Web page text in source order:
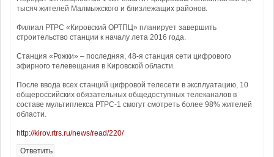
тысяч жителей Малмыжского и близлежащих районов.
Филиал РТРС «Кировский ОРТПЦ» планирует завершить
строительство станции к началу лета 2016 года.
Станция «Рожки» – последняя, 48-я станция сети цифрового
эфирного телевещания в Кировской области.
После ввода всех станций цифровой телесети в эксплуатацию, 10
общероссийских обязательных общедоступных телеканалов в
составе мультиплекса РТРС-1 смогут смотреть более 98% жителей
области.
http://kirov.rtrs.ru/news/read/220/
Ответить